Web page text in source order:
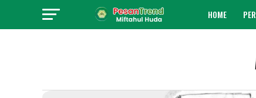
HOME